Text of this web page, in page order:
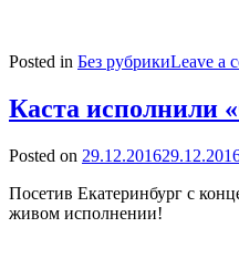
Posted in Без рубрикиLeave a
Каста исполнили
Posted on 29.12.2016
Посетив Екатеринбург с
живом исполнении!